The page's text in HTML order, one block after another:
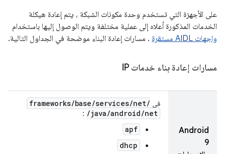
على الأجهزة التي تستخدم وحدة مكونات الشبكة ، يتم إعادة هيكلة
الخدمات المذكورة أعلاه إلى عملية مختلفة ويتم الوصول إليها باستخدام
واجهات AIDL مستقرة
. مسارات إعادة البناء موضحة في الجداول التالية.
مسارات إعادة بناء خدمات IP
Android
9
في frameworks/base/services/net/
java/android/net
/
:
apf
dhcp